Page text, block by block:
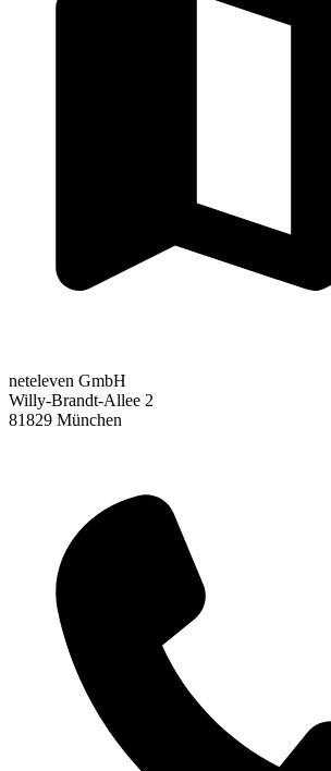
neteleven GmbH
Willy-Brandt-Allee 2
81829 München